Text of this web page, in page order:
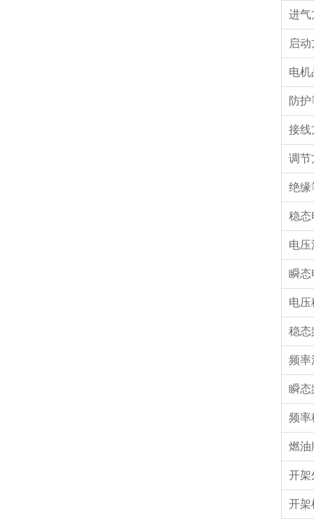
进气
启
电机
防
接线
调节
绝缘
稳态
电压
瞬态
电
稳态
频率
瞬态
频率
燃油
开架
开架